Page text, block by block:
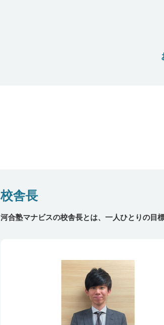
校舎長
河合塾マナビスの校舎長とは、一人ひとりの目